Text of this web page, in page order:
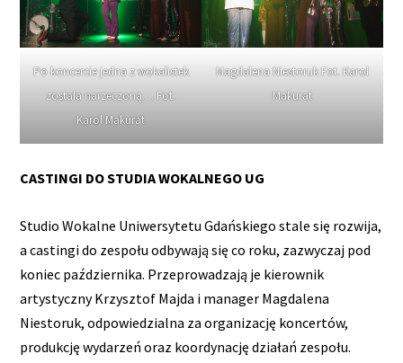
Po koncercie jedna z wokalistek
została narzeczoną… Fot.
Karol Makurat
Magdalena Niestoruk Fot. Karol
Makurat
CASTINGI DO STUDIA WOKALNEGO UG
Studio Wokalne Uniwersytetu Gdańskiego stale się rozwija,
a castingi do zespołu odbywają się co roku, zazwyczaj pod
koniec października. Przeprowadzają je kierownik
artystyczny Krzysztof Majda i manager Magdalena
Niestoruk, odpowiedzialna za organizację koncertów,
produkcję wydarzeń oraz koordynację działań zespołu.